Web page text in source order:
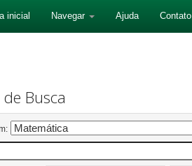
inicial Navegar Ajuda Contato
Busca